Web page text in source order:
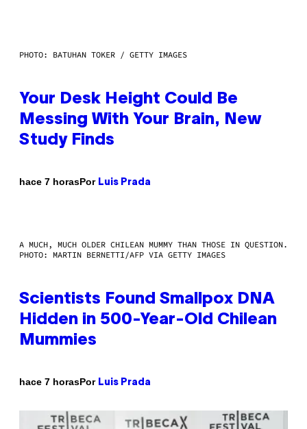
PHOTO: BATUHAN TOKER / GETTY IMAGES
Your Desk Height Could Be
Messing With Your Brain, New
Study Finds
hace 7 horasPor Luis Prada
A MUCH, MUCH OLDER CHILEAN MUMMY THAN THOSE IN QUESTION.
PHOTO: MARTIN BERNETTI/AFP VIA GETTY IMAGES
Scientists Found Smallpox DNA
Hidden in 500-Year-Old Chilean
Mummies
hace 7 horasPor Luis Prada